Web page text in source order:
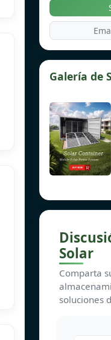
Galería de
Solar
Comparta
soluciones